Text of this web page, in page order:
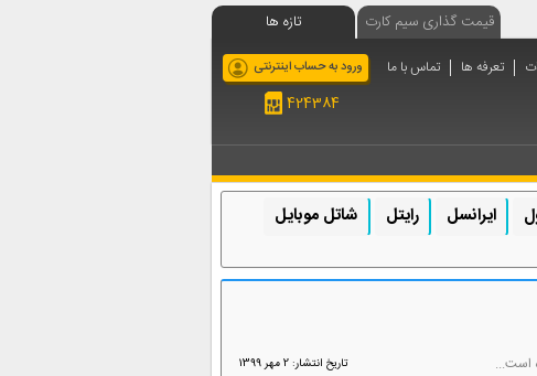
قیمت گذاری سیم کارت تازه ها
ورود به حساب اینترنتی تعرفه ها تماس با ما
424384
ایرانسل رایتل
شاتل موبایل
است... تاریخ انتشار: 2 مهر 1399